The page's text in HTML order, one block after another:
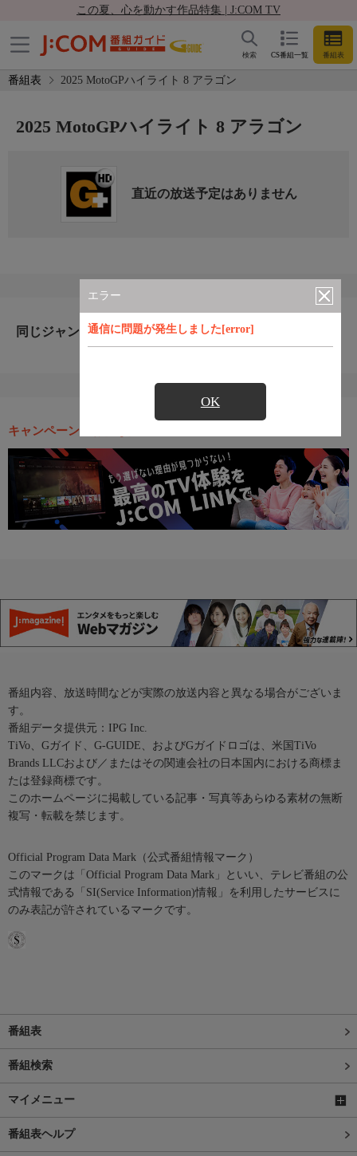
この夏、心を動かす作品特集 | J:COM TV
CS番組一覧 番組表
検索
番組表 2025 MotoGPハイライト 8 アラゴン
エラー
通信に問題が発生しました[error]
OK
2025 MotoGPハイライト 8 アラゴン
直近の放送予定はありません
同じジャンルのおすすめ番組
キャンペーン・お得な情報
番組内容、放送時間などが実際の放送内容と異なる場合がございま
す。
番組データ提供元：IPG Inc.
TiVo、Gガイド、G-GUIDE、およびGガイドロゴは、米国TiVo
Brands LLCおよび／またはその関連会社の日本国内における商標ま
たは登録商標です。
このホームページに掲載している記事・写真等あらゆる素材の無断
複写・転載を禁じます。
Official Program Data Mark（公式番組情報マーク）
このマークは「Official Program Data Mark」といい、テレビ番組の公
式情報である「SI(Service Information)情報」を利用したサービスに
のみ表記が許されているマークです。
番組表
番組検索
マイメニュー
番組表ヘルプ